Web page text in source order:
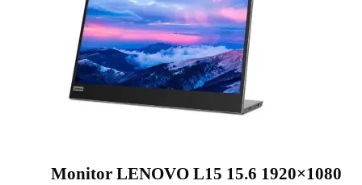
Monitor LENOVO L15 15.6 1920×1080